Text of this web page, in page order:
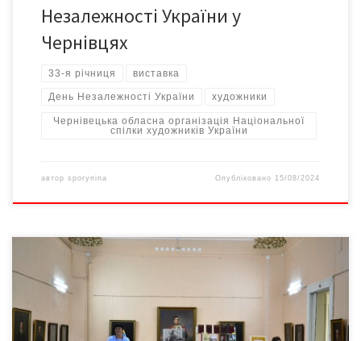
Незалежності України у
Чернівцях
33-я річниця виставка
День Незалежності України художники
Чернівецька обласна організація Національної
спілки художників України
автор sporynina Опубліковано 15/08/2024
8 серпня 2024-го у Чернівецькому художньому музеї відбулися
мистецькі заходи до відзначення ювілею Юрія Федьковича.
Лекція «Мій Юрій Федькович». Валентина Чолкан, доцент
кафедри української літератури ЧНУ ім. Ю. Федьковича,